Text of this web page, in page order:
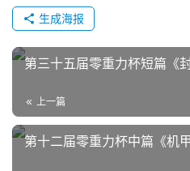
稿
文
章
幻
资
讯
登录
生成海报
第三十五届零重力杯短篇《
上一篇
第十二届零重力杯中篇《机